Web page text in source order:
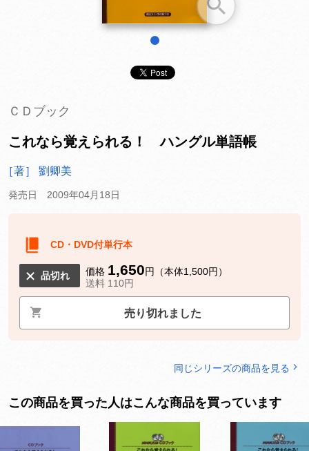
ＣＤブック
これなら覚えられる！ ハングル単語帳
［著］ 劉卿美
発売日 2009年04月18日
CD・DVD付単行本
品切れ 価格 1,650円（本体1,500円）
送料 110円
売り切れました
同じシリーズの商品を見る
この商品を買った人はこんな商品を買っています